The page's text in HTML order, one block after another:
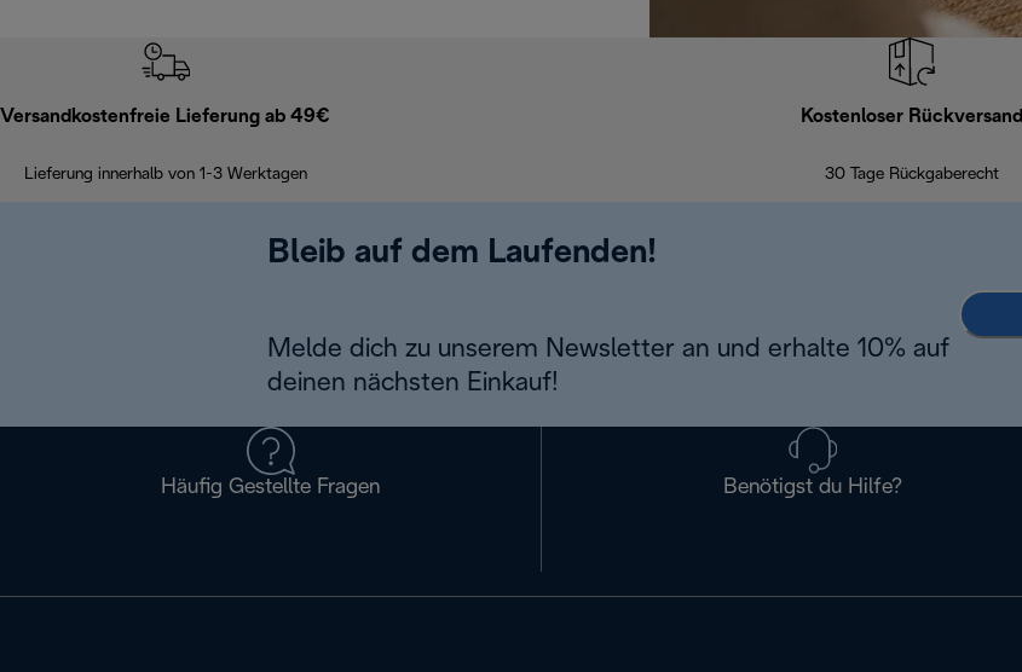
Versandkostenfreie Lieferung ab 49€
Lieferung innerhalb von 1-3 Werktagen
Kostenloser Rückversand
30 Tage Rückgaberecht
Bleib auf dem Laufenden!
Melde dich zu unserem Newsletter an und erhalte 10% auf
deinen nächsten Einkauf!
Häufig Gestellte Fragen Benötigst du Hilfe?